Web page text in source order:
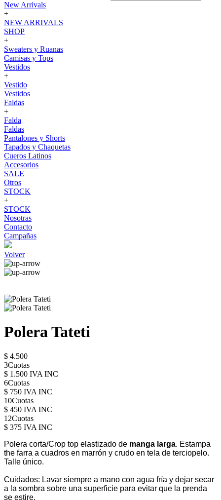
New Arrivals
+
NEW ARRIVALS
SHOP
+
Sweaters y Ruanas
Camisas y Tops
Vestidos
+
Vestido
Vestidos
Faldas
+
Falda
Faldas
Pantalones y Shorts
Tapados y Chaquetas
Cueros Latinos
Accesorios
SALE
Otros
STOCK
+
STOCK
Nosotras
Contacto
Campañas
Volver
Polera Tateti
$ 4.500
3Cuotas
$ 1.500 IVA INC
6Cuotas
$ 750 IVA INC
10Cuotas
$ 450 IVA INC
12Cuotas
$ 375 IVA INC
Polera corta/Crop top elastizado de manga larga. Estampa
the farra a cuadros en marrón y crudo en tela de terciopelo.
Talle único.
Cuidados: Lavar siempre a mano con agua fría y dejar secar
a la sombra sobre una superficie para evitar que la prenda
se estire.